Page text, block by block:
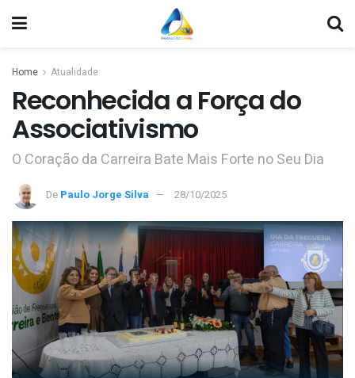
Home Atualidade
Reconhecida a Força do
Associativismo
O Coração da Carreira Bate Mais Forte no Seu Dia
De Paulo Jorge Silva 28/10/2025